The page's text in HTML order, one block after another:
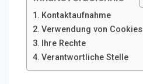
Kontaktaufnahme
Verwendung von Cookies
Ihre Rechte
Verantwortliche Stelle